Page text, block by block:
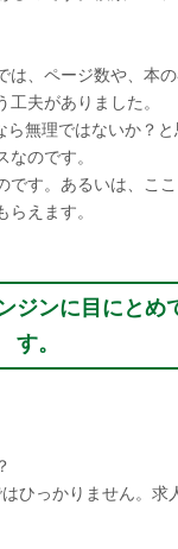
は、ページ数や、本
夫がありました。
ら無理ではないか？
のです。
です。あるいは、こ
らえます。
ジンに目にとめ
す。
ひっかりません。求